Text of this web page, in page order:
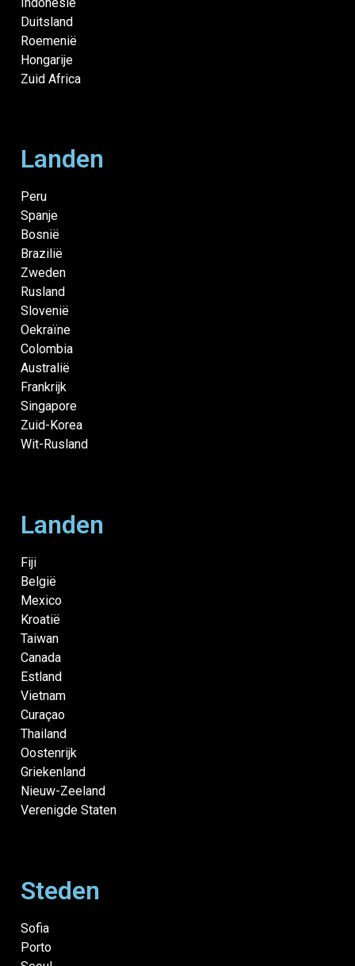
Duitsland
Roemenië
Hongarije
Zuid Africa
Landen
Peru
Spanje
Bosnië
Brazilië
Zweden
Rusland
Slovenië
Oekraïne
Colombia
Australië
Frankrijk
Singapore
Zuid-Korea
Wit-Rusland
Landen
Fiji
België
Mexico
Kroatië
Taiwan
Canada
Estland
Vietnam
Curaçao
Thailand
Oostenrijk
Griekenland
Nieuw-Zeeland
Verenigde Staten
Steden
Sofia
Porto